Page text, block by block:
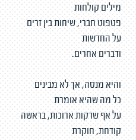
מילים קולחות
פטפוט חברי, שיחות בין זרים
על החדשות
ודברים אחרים.
והיא מנסה, אך לא מבינים
כל מה שהיא אומרת
על אף שדקות ארוכות, בראשה
קודחת, חוקרת